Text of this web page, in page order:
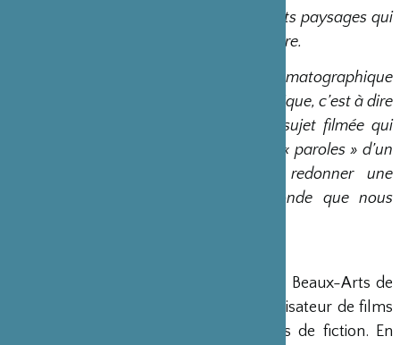
climatiques dessinent d’étonnants paysages qui
conditionnent notre manière d’être.
Il s’agira d’une recherche cinématographique
par une pratique phénoménologique, c’est à dire
par l’expérience sensorielle du sujet filmée qui
nous réapprendra à écouter les « paroles » d’un
paysage endémique afin de redonner une
visibilité et du sens à un monde que nous
, diplômé de l’Ecole des Beaux-Arts de
St Etienne, DNSP 1993, est auteur-réalisateur de films
documentaires et de courts-métrages de fiction. En